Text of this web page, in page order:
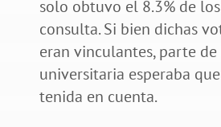
solo obtuvo el 8.3% de
consulta. Si bien dichas
eran vinculantes, parte
universitaria esperaba
tenida en cuenta.